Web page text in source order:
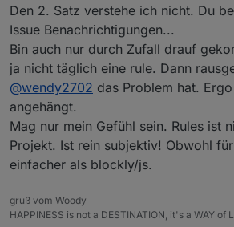
Problem überhaupt existiert.
Den 2. Satz verstehe ich nicht. Du
Issue Benachrichtigungen...
Bin auch nur durch Zufall drauf
ja nicht täglich eine rule. Dann
@wendy2702 das Problem hat.
angehängt.
Mag nur mein Gefühl sein. Rules ist
Projekt. Ist rein subjektiv! Obwohl
einfacher als blockly/js.
gruß vom Woody
HAPPINESS is not a DESTINATION, it's a WAY of